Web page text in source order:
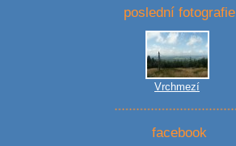
poslední fotografie
Vrchmezí
facebook